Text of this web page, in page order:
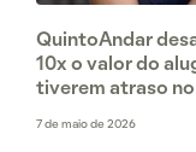
QuintoAndar
10x o valor do
tiverem atraso
7 de maio de 2026